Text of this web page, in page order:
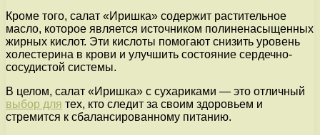
Кроме того, салат «Иришка» содержит растительное
масло, которое является источником полиненасыщенных
жирных кислот. Эти кислоты помогают снизить уровень
холестерина в крови и улучшить состояние сердечно-
сосудистой системы.
В целом, салат «Иришка» с сухариками — это отличный
выбор для тех, кто следит за своим здоровьем и
стремится к сбалансированному питанию.